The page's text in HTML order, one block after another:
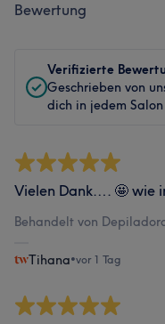
Bewertung
Verifizierte
Geschrieben von
dich in jedem
Vielen Dank…. 🤩 wie
Behandelt von
Tihana•vor 1 Tag